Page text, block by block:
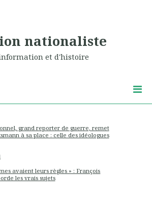
nationaliste
et d'histoire
grand reporter de guerre, remet
à sa place : celle des idéologues
avaient leurs règles » : François
les vrais sujets